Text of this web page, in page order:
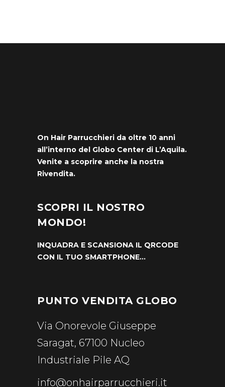
On Hair Parrucchieri da oltre 10 anni
all’interno del Globo Center di L’Aquila.
Venite a scoprire anche la nostra
Rivendita.
SCOPRI IL NOSTRO
MONDO!
INQUADRA E SCANSIONA IL QRCODE
CON IL TUO SMARTPHONE…
PUNTO VENDITA GLOBO
Via Onorevole Giuseppe
Saragat, 67100 Nucleo
Industriale Pile AQ
info@onhairparrucchieri.it